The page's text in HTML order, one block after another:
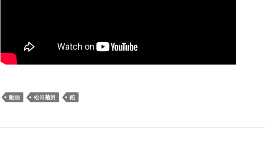
動画 松田菊男 鉈